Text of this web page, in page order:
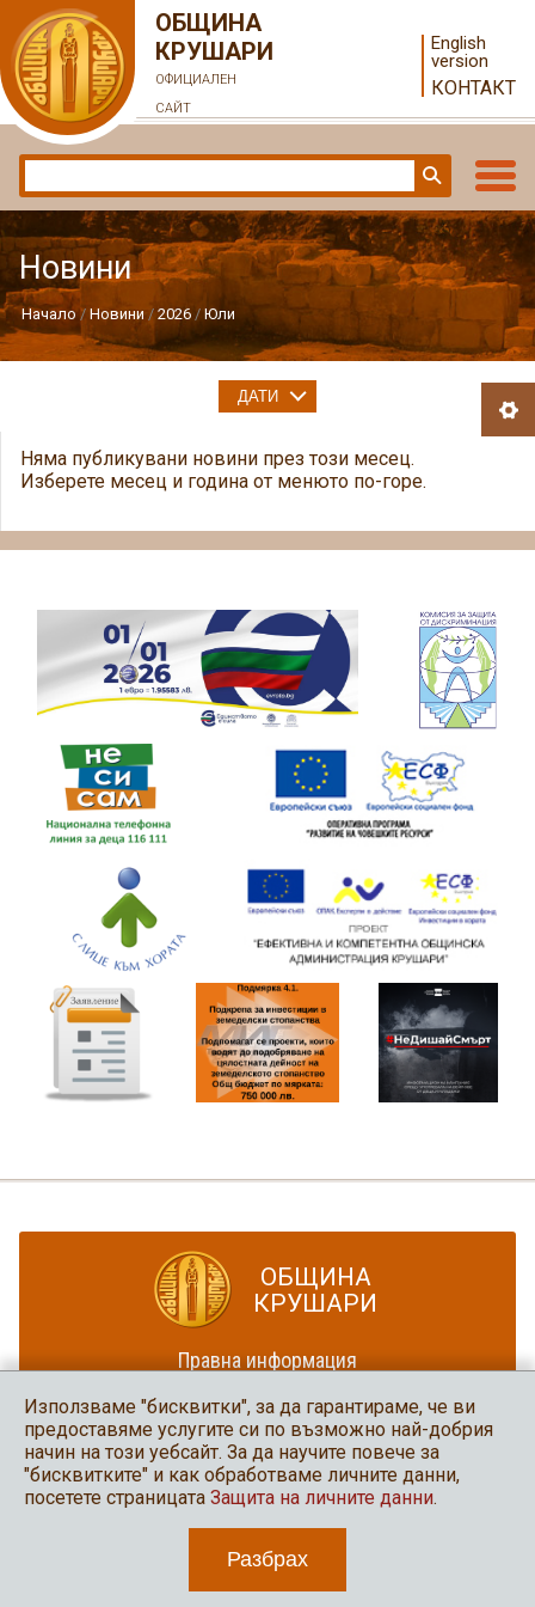
ОБЩИНА
КРУШАРИ
ОФИЦИАЛЕН
САЙТ
English
version
КОНТАКТ
Новини
Начало Новини 2026 Юли
Няма публикувани новини през този месец.
Изберете месец и година от менюто по-горе.
ДАТИ
ОБЩИНА
КРУШАРИ
Правна информация
Карта на сайта
Община Крушари
в социалните мрежи
Уеб дизайн и програмиране: Нео медия
Използваме "бисквитки", за да гарантираме, че ви
предоставяме услугите си по възможно най-добрия
начин на този уебсайт. За да научите повече за
"бисквитките" и как обработваме личните данни,
посетете страницата Защита на личните данни.
Разбрах